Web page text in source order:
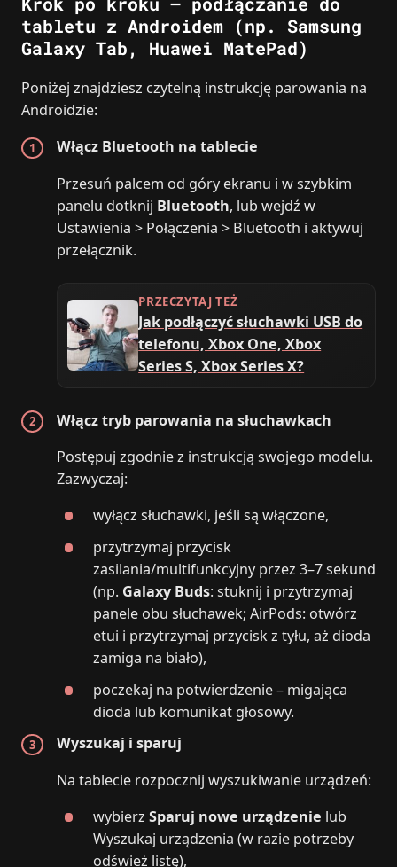
tabletu z Androidem (np. Samsung
Galaxy Tab, Huawei MatePad)
Poniżej znajdziesz czytelną instrukcję parowania na
Androidzie:
Włącz Bluetooth na tablecie
Przesuń palcem od góry ekranu i w szybkim
panelu dotknij Bluetooth, lub wejdź w
Ustawienia > Połączenia > Bluetooth i aktywuj
przełącznik.
PRZECZYTAJ TEŻ
Jak podłączyć słuchawki USB do
telefonu, Xbox One, Xbox
Series S, Xbox Series X?
Włącz tryb parowania na słuchawkach
Postępuj zgodnie z instrukcją swojego modelu.
Zazwyczaj:
wyłącz słuchawki, jeśli są włączone,
przytrzymaj przycisk
zasilania/multifunkcyjny przez 3–7 sekund
(np. Galaxy Buds: stuknij i przytrzymaj
panele obu słuchawek; AirPods: otwórz
etui i przytrzymaj przycisk z tyłu, aż dioda
zamiga na biało),
poczekaj na potwierdzenie – migająca
dioda lub komunikat głosowy.
Wyszukaj i sparuj
Na tablecie rozpocznij wyszukiwanie urządzeń:
wybierz Sparuj nowe urządzenie lub
Wyszukaj urządzenia (w razie potrzeby
odśwież listę),